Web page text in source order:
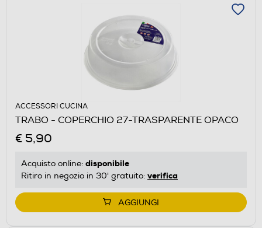
ACCESSORI CUCINA
TRABO - COPERCHIO 27-TRASPARENTE OPACO
€ 5,90
Acquisto online: disponibile
Ritiro in negozio in 30' gratuito: verifica
AGGIUNGI